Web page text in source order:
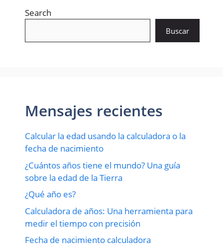
Search
Buscar
Mensajes recientes
Calcular la edad usando la calculadora o la
fecha de nacimiento
¿Cuántos años tiene el mundo? Una guía
sobre la edad de la Tierra
¿Qué año es?
Calculadora de años: Una herramienta para
medir el tiempo con precisión
Fecha de nacimiento calculadora